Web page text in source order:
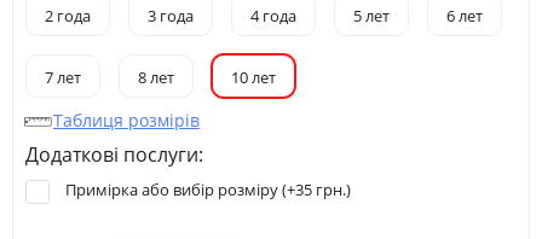
2 года 3 года 4 года 5 лет 6 лет
7 лет 8 лет 10 лет
Таблиця розмірів
Додаткові послуги:
Примірка або вибір розміру (+35 грн.)